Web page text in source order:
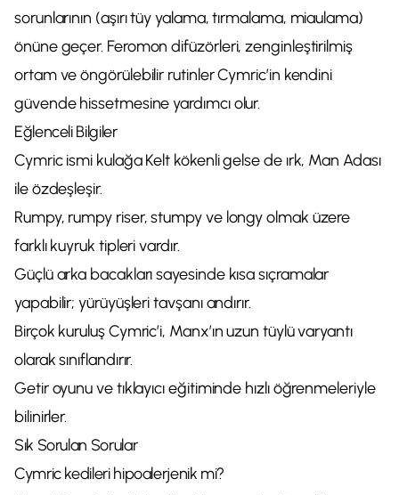
sorunlarının (aşırı tüy yalama, tırmalama, miaulama)
önüne geçer. Feromon difüzörleri, zenginleştirilmiş
ortam ve öngörülebilir rutinler Cymric’in kendini
güvende hissetmesine yardımcı olur.
Eğlenceli Bilgiler
Cymric ismi kulağa Kelt kökenli gelse de ırk, Man Adası
ile özdeşleşir.
Rumpy, rumpy riser, stumpy ve longy olmak üzere
farklı kuyruk tipleri vardır.
Güçlü arka bacakları sayesinde kısa sıçramalar
yapabilir; yürüyüşleri tavşanı andırır.
Birçok kuruluş Cymric’i, Manx’ın uzun tüylü varyantı
olarak sınıflandırır.
Getir oyunu ve tıklayıcı eğitiminde hızlı öğrenmeleriyle
bilinirler.
Sık Sorulan Sorular
Cymric kedileri hipoalerjenik mi?